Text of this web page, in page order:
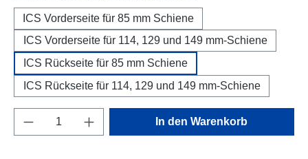
ICS Vorderseite für 85 mm Schiene
ICS Vorderseite für 114, 129 und 149 mm-Schiene
ICS Rückseite für 85 mm Schiene
ICS Rückseite für 114, 129 und 149 mm-Schiene
Produkt Anzahl: Gib den gewünschten
In den Warenkorb